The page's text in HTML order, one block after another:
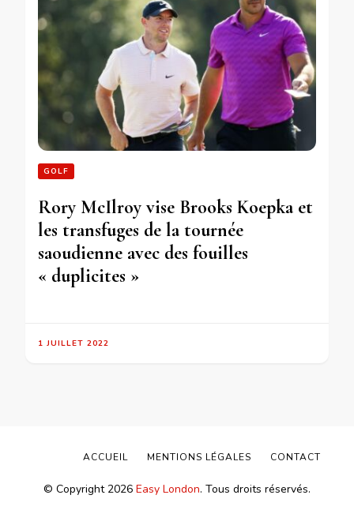
GOLF
Rory McIlroy vise Brooks Koepka et
les transfuges de la tournée
saoudienne avec des fouilles
« duplicites »
1 JUILLET 2022
© Copyright 2026 Easy London. Tous droits réservés.
ACCUEIL MENTIONS LÉGALES CONTACT